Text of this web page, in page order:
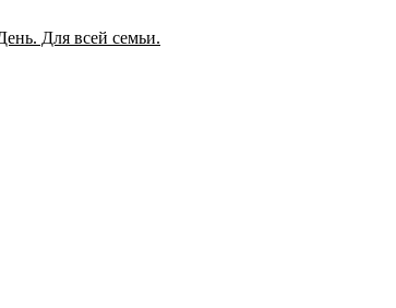
Для всей семьи.